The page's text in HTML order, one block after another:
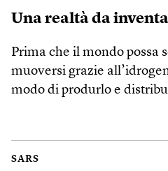
Una realtà da
Prima che il mondo possa
muoversi grazie
modo di produrlo e
SARS